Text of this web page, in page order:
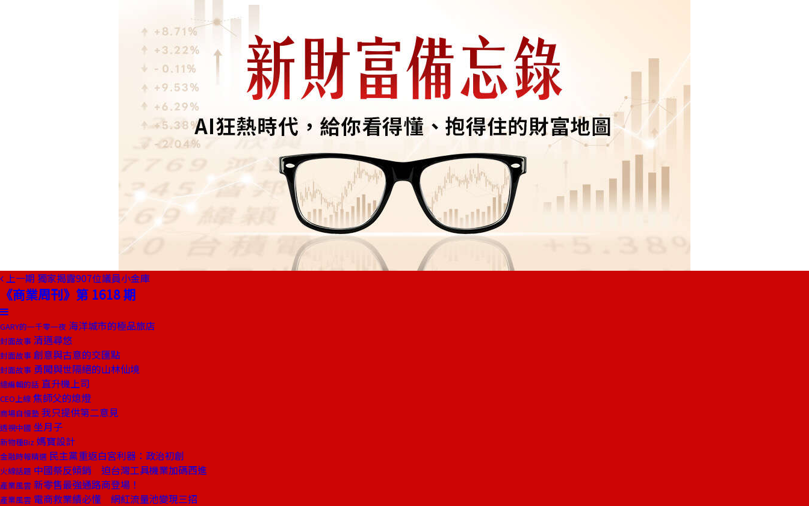
上一期 獨家揭露907位議員小金庫
《商業周刊》第 1618 期
GARY的一千零一夜 海洋城市的極品旅店
封面故事 清邁尋悠
封面故事 創意與古意的交匯點
封面故事 勇闖與世隔絕的山林仙境
總編輯的話 直升機上司
CEO上線 焦師父的熄燈
商場自慢塾 我只提供第二意見
透視中國 坐月子
新物種Biz 媽寶設計
金融時報精選 民主黨重返白宮利器：政治初創
火線話題 中國祭反傾銷 迫台灣工具機業加碼西進
產業風雲 新零售最強通路商登場！
產業風雲 電商救業績必懂 網紅流量池變現三招